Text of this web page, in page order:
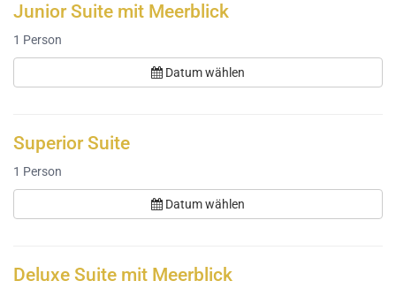
Junior Suite mit Meerblick
1 Person
Datum wählen
Superior Suite
1 Person
Datum wählen
Deluxe Suite mit Meerblick